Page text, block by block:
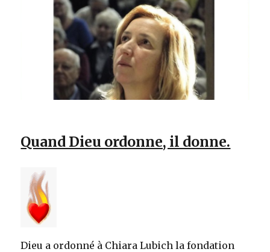
Quand Dieu ordonne, il donne.
Dieu a ordonné à Chiara Lubich la fondation